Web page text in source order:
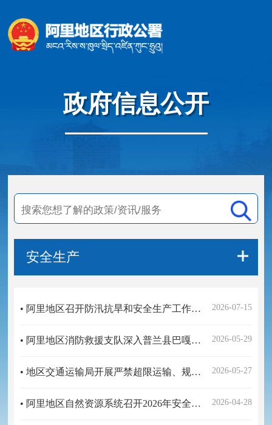
政府信息公开
安全生产
2026-07-15
• 阿里地区召开防汛抗旱和安全生产工作专题会
2026-05-29
• 阿里地区消防救援支队深入普兰县巴嘎镇人员密集场所开展防消联勤检查工作
2026-05-27
• 地区交通运输局开展严禁超限运输、规范车辆装载专项宣传活动
2026-04-28
• 阿里地区自然资源系统召开2026年安全生产和保密工作视频会议